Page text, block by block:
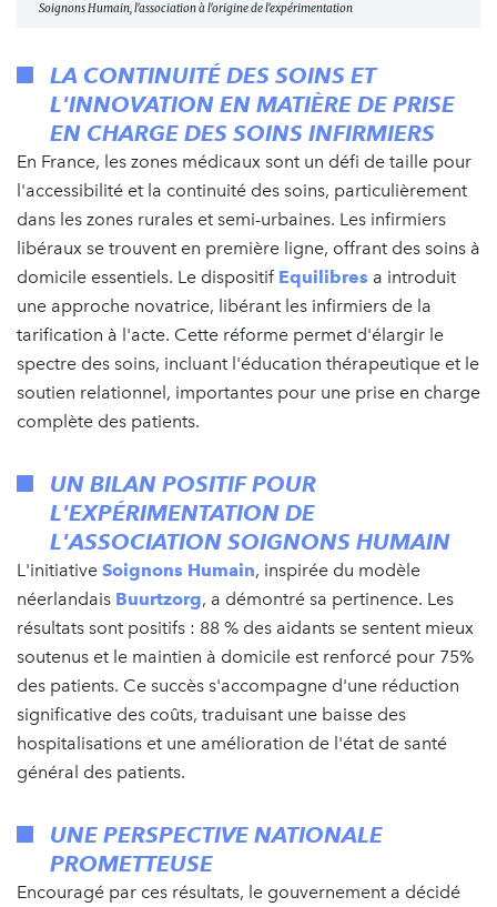
Soignons Humain, l'association à l'origine de l'expérimentation
LA CONTINUITÉ DES SOINS ET
L'INNOVATION EN MATIÈRE DE PRISE
EN CHARGE DES SOINS INFIRMIERS
En France, les zones médicaux sont un défi de taille pour
l'accessibilité et la continuité des soins, particulièrement
dans les zones rurales et semi-urbaines. Les infirmiers
libéraux se trouvent en première ligne, offrant des soins à
domicile essentiels. Le dispositif Equilibres a introduit
une approche novatrice, libérant les infirmiers de la
tarification à l'acte. Cette réforme permet d'élargir le
spectre des soins, incluant l'éducation thérapeutique et le
soutien relationnel, importantes pour une prise en charge
complète des patients.
UN BILAN POSITIF POUR
L'EXPÉRIMENTATION DE
L'ASSOCIATION SOIGNONS HUMAIN
L'initiative Soignons Humain, inspirée du modèle
néerlandais Buurtzorg, a démontré sa pertinence. Les
résultats sont positifs : 88 % des aidants se sentent mieux
soutenus et le maintien à domicile est renforcé pour 75%
des patients. Ce succès s'accompagne d'une réduction
significative des coûts, traduisant une baisse des
hospitalisations et une amélioration de l'état de santé
général des patients.
UNE PERSPECTIVE NATIONALE
PROMETTEUSE
Encouragé par ces résultats, le gouvernement a décidé